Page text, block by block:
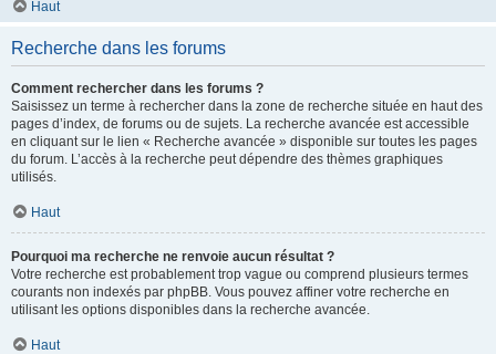
Haut
Recherche dans les forums
Comment rechercher dans les forums ?
Saisissez un terme à rechercher dans la zone de recherche située en haut des
pages d’index, de forums ou de sujets. La recherche avancée est accessible
en cliquant sur le lien « Recherche avancée » disponible sur toutes les pages
du forum. L’accès à la recherche peut dépendre des thèmes graphiques
utilisés.
Haut
Pourquoi ma recherche ne renvoie aucun résultat ?
Votre recherche est probablement trop vague ou comprend plusieurs termes
courants non indexés par phpBB. Vous pouvez affiner votre recherche en
utilisant les options disponibles dans la recherche avancée.
Haut